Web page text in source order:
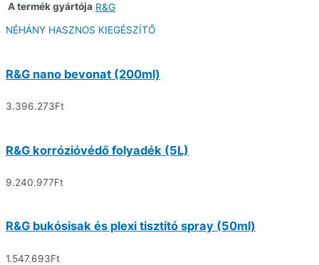
A termék gyártója R&G
NÉHÁNY HASZNOS KIEGÉSZÍTŐ
R&G nano bevonat (200ml)
3.396.273Ft
R&G korrózióvédő folyadék (5L)
9.240.977Ft
R&G bukósisak és plexi tisztító spray (50ml)
1.547.693Ft